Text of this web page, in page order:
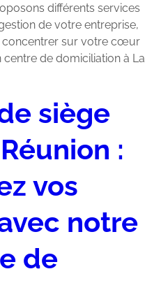
différents services
de votre entreprise,
concentrer sur votre cœur
de domiciliation à La
siège
:
vos
notre
de